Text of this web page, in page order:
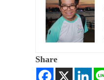
Share